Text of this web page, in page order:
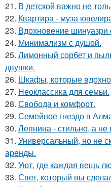
21. В детской важно не
22. Квартира - муза
23. Вдохновение шинуазри
24. Минимализм с душой.
25. Лимонный сорбет и
двушки.
26. Шкафы, которые
27. Неоклассика для семьи.
28. Свобода и комфорт.
29. Семейное гнездо в
30. Лепнина - стильно, а
31. Универсальный, но не
аренды.
32. Уют, где каждая вещь
33. Свет, который вы